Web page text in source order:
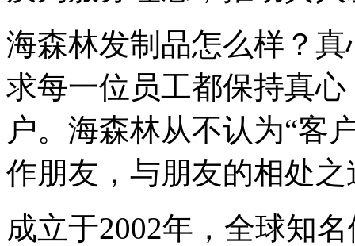
海森林发制品怎么样？
求每一位员工都保持真
户。海森林从不认为“客
作朋友，与朋友的相处
成立于2002年，全球知